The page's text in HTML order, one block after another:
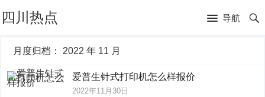
四川热点 导航
月度归档： 2022 年 11 月
爱普生针式打印机怎么样报价
2022年11月30日